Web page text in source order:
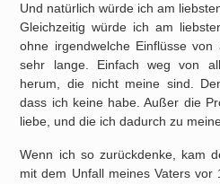
Und natürlich würde ich am
Gleichzeitig würde ich am
ohne irgendwelche Einflüsse
sehr lange. Einfach weg von
herum, die nicht meine sind.
dass ich keine habe. Außer die
liebe, und die ich dadurch zu
Wenn ich so zurückdenke, kam
mit dem Unfall meines Vaters